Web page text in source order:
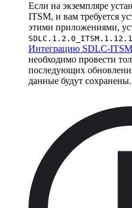
Если на экземпляре
ITSM, и вам требуется
этими приложениями,
Интеграцию SDLC-ITSM
необходимо провести
последующих
данные будут сохранены.